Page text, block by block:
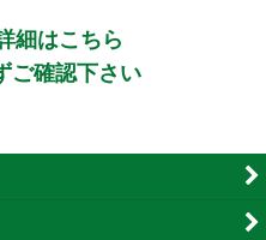
細はこちら
ご確認下さい